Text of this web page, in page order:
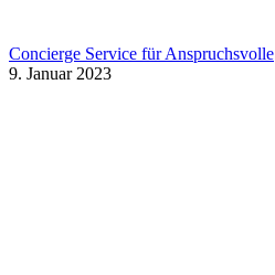
Concierge Service für Anspruchsvolle
9. Januar 2023